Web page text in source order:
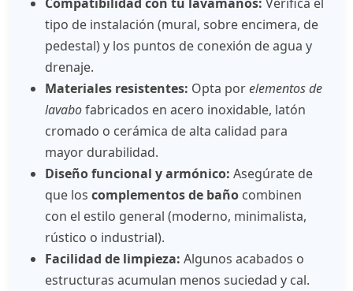
tipo de instalación (mural, sobre encimera, de
pedestal) y los puntos de conexión de agua y
drenaje.
Materiales resistentes: Opta porelementos de
lavabofabricados en acero inoxidable, latón
cromado o cerámica de alta calidad para
mayor durabilidad.
Diseño funcional y armónico: Asegúrate de
que los complementos de baño combinen
con el estilo general (moderno, minimalista,
rústico o industrial).
Facilidad de limpieza: Algunos acabados o
estructuras acumulan menos suciedad y cal.